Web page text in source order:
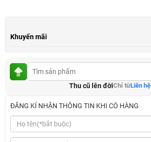
Khuyến mãi
Thu cũ lên đờiChỉ từLiên hệ
ĐĂNG KÍ NHẬN THÔNG TIN KHI CÓ HÀNG